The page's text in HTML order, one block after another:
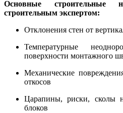
Основные строительные
строительным экспертом:
Отклонения стен от
Температурные
поверхности монтажного
Механические
откосов
Царапины, риски, сколы
блоков